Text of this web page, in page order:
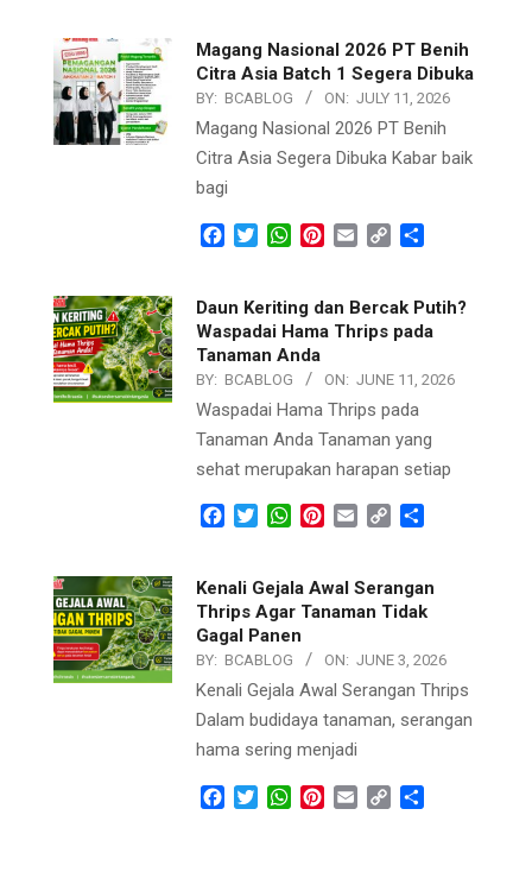
Magang Nasional 2026 PT Benih
Citra Asia Batch 1 Segera Dibuka
BY: BCABLOG ON: JULY 11, 2026
Magang Nasional 2026 PT Benih
Citra Asia Segera Dibuka Kabar baik
bagi
Facebook
TwitterWhatsApp
Pinterest
Email Copy
Daun Keriting dan Bercak Putih?
Waspadai Hama Thrips pada
Tanaman Anda
BY: BCABLOG ON: JUNE 11, 2026
Waspadai Hama Thrips pada
Tanaman Anda Tanaman yang
sehat merupakan harapan setiap
Facebook
TwitterWhatsApp
Pinterest
Email Copy
Kenali Gejala Awal Serangan
Thrips Agar Tanaman Tidak
Gagal Panen
BY: BCABLOG ON: JUNE 3, 2026
Kenali Gejala Awal Serangan Thrips
Dalam budidaya tanaman, serangan
hama sering menjadi
Facebook
TwitterWhatsApp
Pinterest
Email Copy